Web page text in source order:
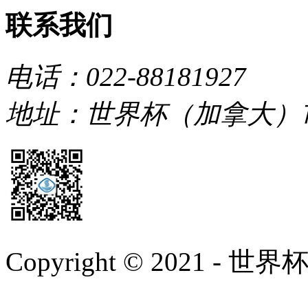
联系我们
电话：022-88181927
地址：世界杯（加拿大
Copyright © 2021 - 世界